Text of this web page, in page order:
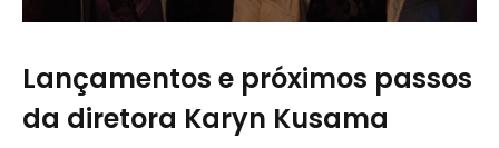
Lançamentos e próximos passos
da diretora Karyn Kusama